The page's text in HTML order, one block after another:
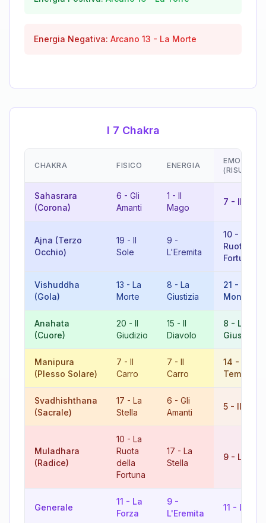
Energia Negativa: Arcano 13 - La Morte
I 7 Chakra
CHAKRA FISICO ENERGIA
EMOZIONI
Sahasrara
(Corona)
6 - Gli
Amanti
1 - Il
Mago
7 - Il
Ajna (Terzo
Occhio)
19 - Il
Sole
9 -
L'Eremita
10 -
Ruota
Fortuna
Vishuddha
(Gola)
13 - La
Morte
8 - La
Giustizia
21 -
Mondo
Anahata
(Cuore)
20 - Il
Giudizio
15 - Il
Diavolo
8 - La
Giustizia
Manipura
(Plesso Solare)
7 - Il
Carro
7 - Il
Carro
14 -
Svadhishthana
(Sacrale)
17 - La
Stella
6 - Gli
Amanti
5 - Il Papa
Muladhara
(Radice)
10 - La
Ruota
della
Fortuna
17 - La
Stella
9 -
Generale
11 - La
Forza
9 -
L'Eremita
11 - La